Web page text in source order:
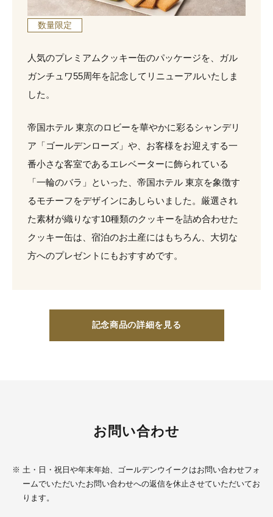
数量限定
人気のプレミアムクッキー缶のパッケージを、ガル
ガンチュワ55周年を記念してリニューアルいたしま
した。
帝国ホテル 東京のロビーを華やかに彩るシャンデリ
ア「ゴールデンローズ」や、お客様をお迎えする一
番小さな客室であるエレベーターに飾られている
「一輪のバラ」といった、帝国ホテル 東京を象徴す
るモチーフをデザインにあしらいました。厳選され
た素材が織りなす10種類のクッキーを詰め合わせた
クッキー缶は、宿泊のお土産にはもちろん、大切な
方へのプレゼントにもおすすめです。
記念商品の詳細を見る
お問い合わせ
※ 土・日・祝日や年末年始、ゴールデンウイークはお問い合わせフォ
ームでいただいたお問い合わせへの返信を休止させていただいてお
ります。